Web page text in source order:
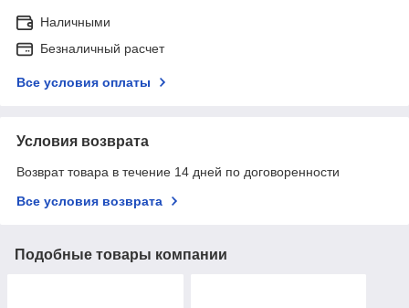
Наличными
Безналичный расчет
Все условия оплаты
Условия возврата
Возврат товара в течение 14 дней по договоренности
Все условия возврата
Подобные товары компании